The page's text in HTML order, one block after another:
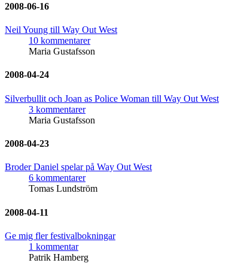
2008-06-16
Neil Young till Way Out West
10 kommentarer
Maria Gustafsson
2008-04-24
Silverbullit och Joan as Police Woman till Way Out West
3 kommentarer
Maria Gustafsson
2008-04-23
Broder Daniel spelar på Way Out West
6 kommentarer
Tomas Lundström
2008-04-11
Ge mig fler festivalbokningar
1 kommentar
Patrik Hamberg